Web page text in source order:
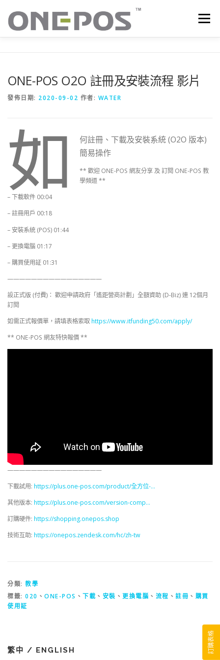
選單
技術支援 客戶感謝語
ONE-POS O2O 註冊及安裝流程 影片
發佈日期: 2020-09-02 作者: WATER
如
何註冊、下載及安裝系統 (O2O 版本)
簡易操作
** 歡迎 ONE-POS 網友分享 及 訂閱 ONE-POS 教
學頻道 **
– 下載軟件 00:04
– 註冊用戶 00:18
– 安裝系統 (POS) 01:44
– 更換電腦 01:17
– 購買使用証 01:31
————————————————
設正式版 (付費)： 歡迎申請政府「遙距營商計劃」全額資助 (D-Biz) 連 12個月
訂閱
如需正式報價單，請填表格索取https://www.itfunding50.com/apply/
** ONE-POS 網友特快報價 **
————————————————
下載試用: https://plus.one-pos.com/product/全方位-…
其他版本: https://plus.one-pos.com/version-comp…
訂購硬件: https://shopping.onepos.shop
技術互助: https://onepos.zendesk.com/hc/zh-tw
分類: 教學
標籤: 020 、 ONE-POS 、 下載 、 安裝 、 更換電腦 、 流程 、 註冊 、 購買
使用証
繁中 / ENGLISH 訂購表格